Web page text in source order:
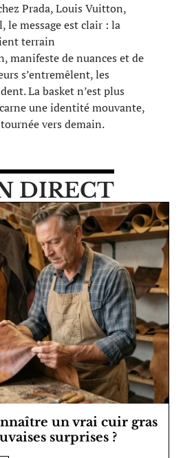
Prada, Louis Vuitton,
le message est clair : la
terrain
manifeste de nuances et de
s’entremêlent, les
La basket n’est plus
une identité mouvante,
vers demain.
DIRECT
un vrai cuir gras
surprises ?